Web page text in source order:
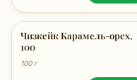
Чизкейк Карамель-орех,
100
100 г